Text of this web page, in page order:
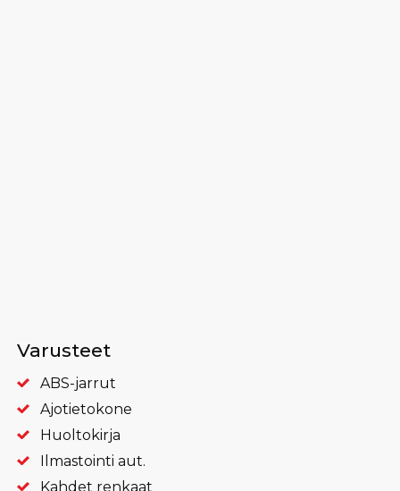
Varusteet
ABS-jarrut
Ajotietokone
Huoltokirja
Ilmastointi aut.
Kahdet renkaat